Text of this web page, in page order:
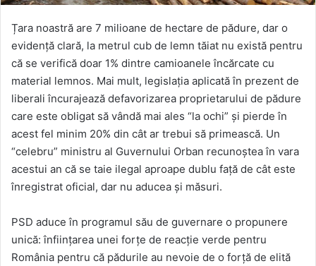
Țara noastră are 7 milioane de hectare de pădure, dar o
evidență clară, la metrul cub de lemn tăiat nu există pentru
că se verifică doar 1% dintre camioanele încărcate cu
material lemnos. Mai mult, legislația aplicată în prezent de
liberali încurajează defavorizarea proprietarului de pădure
care este obligat să vândă mai ales “la ochi” și pierde în
acest fel minim 20% din cât ar trebui să primească. Un
“celebru” ministru al Guvernului Orban recunoștea în vara
acestui an că se taie ilegal aproape dublu față de cât este
înregistrat oficial, dar nu aducea și măsuri.
PSD aduce în programul său de guvernare o propunere
unică: înființarea unei forțe de reacție verde pentru
România pentru că pădurile au nevoie de o forță de elită